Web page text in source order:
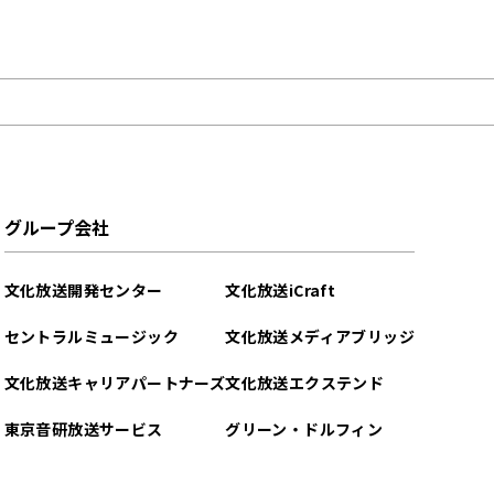
グループ会社
文化放送開発センター
セントラルミュージック
文化放送キャリアパートナーズ
東京音研放送サービス
文化放送iCraft
文化放送メディアブリッジ
文化放送エクステンド
グリーン・ドルフィン